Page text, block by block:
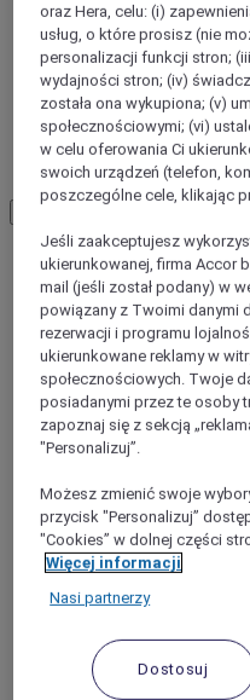
EURE
SEINE-
ROUEN, Francja
Hotel Mercure
renovated 4-star
welcomes you to the
Ideal for relaxing with
oraz Hera, celu: (i)
usług, o które prosisz (nie
personalizacji funkcji stron;
wydajności stron; (iv)
została ona wykupiona; (v)
społecznościowymi; (vi)
w celu oferowania Ci
swoich urządzeń (telefon,
poszczególne cele, klikając
Jeśli zaakceptujesz
ukierunkowanej, firma Accor
mail (jeśli został podany) w
powiązany z Twoimi danymi
rezerwacji i programu
ukierunkowane reklamy w
społecznościowych. Twoje
posiadanymi przez te osoby
zapoznaj się z sekcją
"Personalizuj”.
Możesz zmienić swoje
przycisk "Personalizuj”
"Cookies” w dolnej części
Więcej informacji
Nasi partnerzy
Dostosuj